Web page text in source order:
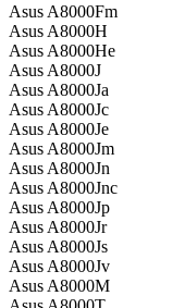
Asus A8000Fm
Asus A8000H
Asus A8000He
Asus A8000J
Asus A8000Ja
Asus A8000Jc
Asus A8000Je
Asus A8000Jm
Asus A8000Jn
Asus A8000Jnc
Asus A8000Jp
Asus A8000Jr
Asus A8000Js
Asus A8000Jv
Asus A8000M